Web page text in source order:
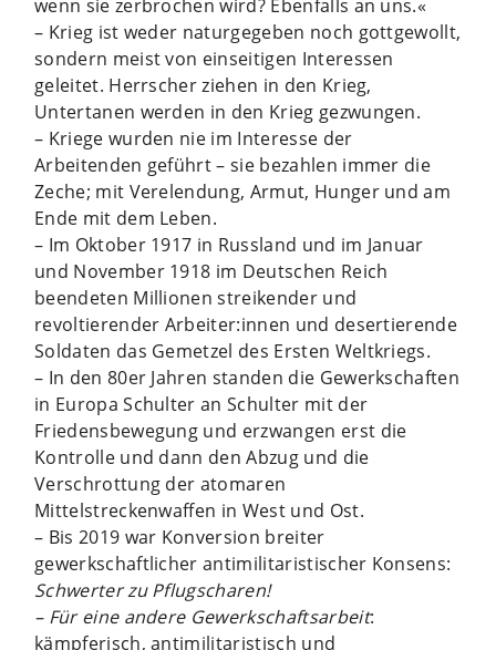
wenn sie zerbrochen wird? Ebenfalls an uns.«
– Krieg ist weder naturgegeben noch gottgewollt,
sondern meist von einseitigen Interessen
geleitet. Herrscher ziehen in den Krieg,
Untertanen werden in den Krieg gezwungen.
– Kriege wurden nie im Interesse der
Arbeitenden geführt – sie bezahlen immer die
Zeche; mit Verelendung, Armut, Hunger und am
Ende mit dem Leben.
– Im Oktober 1917 in Russland und im Januar
und November 1918 im Deutschen Reich
beendeten Millionen streikender und
revoltierender Arbeiter:innen und desertierende
Soldaten das Gemetzel des Ersten Weltkriegs.
– In den 80er Jahren standen die Gewerkschaften
in Europa Schulter an Schulter mit der
Friedensbewegung und erzwangen erst die
Kontrolle und dann den Abzug und die
Verschrottung der atomaren
Mittelstreckenwaffen in West und Ost.
– Bis 2019 war Konversion breiter
gewerkschaftlicher antimilitaristischer Konsens:
Schwerter zu Pflugscharen!
– Für eine andere Gewerkschaftsarbeit:
kämpferisch, antimilitaristisch und